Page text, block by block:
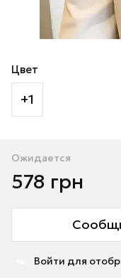
Цвет
+1
Ожидается
578 грн
Войти для